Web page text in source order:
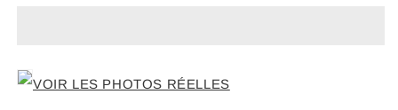
VOIR LES PHOTOS RÉELLES